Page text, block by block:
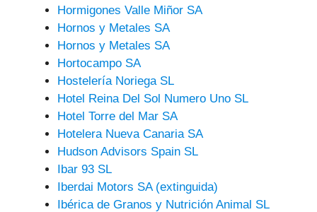
Hormigones Valle Miñor SA
Hornos y Metales SA
Hornos y Metales SA
Hortocampo SA
Hostelería Noriega SL
Hotel Reina Del Sol Numero Uno SL
Hotel Torre del Mar SA
Hotelera Nueva Canaria SA
Hudson Advisors Spain SL
Ibar 93 SL
Iberdai Motors SA (extinguida)
Ibérica de Granos y Nutrición Animal SL